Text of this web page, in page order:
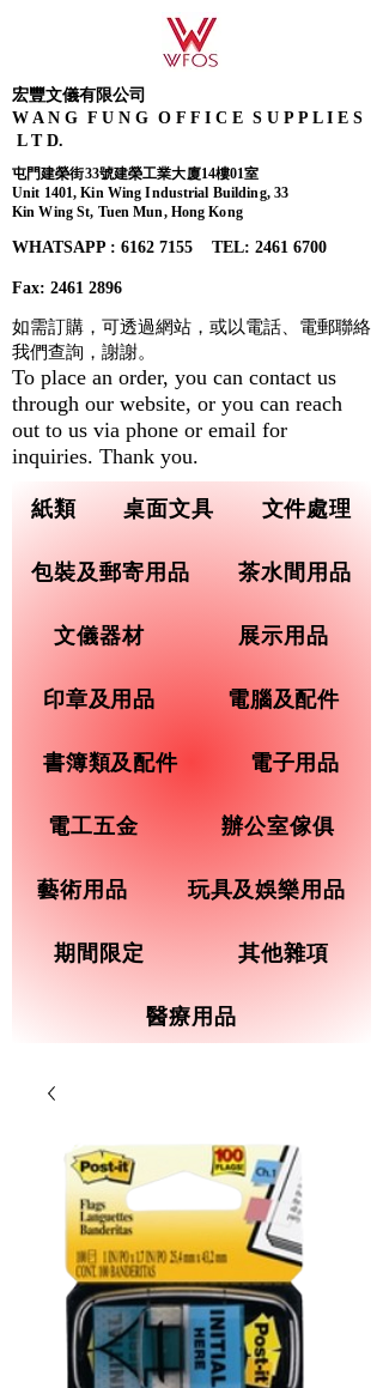
宏豐文儀有限公司
W A N G F U N G O F F I C E S U P P L I E S
L T D.
屯門建榮街33號建榮工業大廈14樓01室
Unit 1401, Kin Wing Industrial Building, 33
Kin Wing St, Tuen Mun, Hong Kong
WHATSAPP : 6162 7155​ TEL: 2461 6700
Fax: 2461 2896
紙類 桌面文具 文件處理
包裝及郵寄用品 茶水間用品
文儀器材 展示用品
印章及用品 電腦及配件
書簿類及配件 電子用品
電工五金 辦公室傢俱
藝術用品 玩具及娛樂用品
期間限定 其他雜項
醫療用品
如需訂購，可透過網站，或以電話、電郵聯絡
我們查詢， 謝謝。
To place an order, you can contact us
through our website, or you can reach
out to us via phone or email for
inquiries. Thank you.